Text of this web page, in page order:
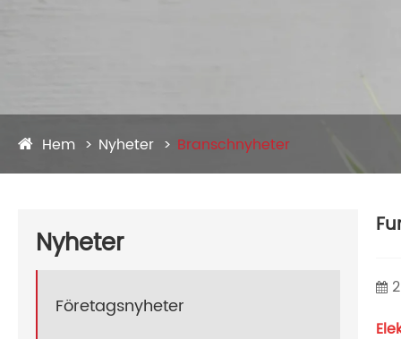
Hem Nyheter Branschnyheter
Nyheter
Företagsnyheter